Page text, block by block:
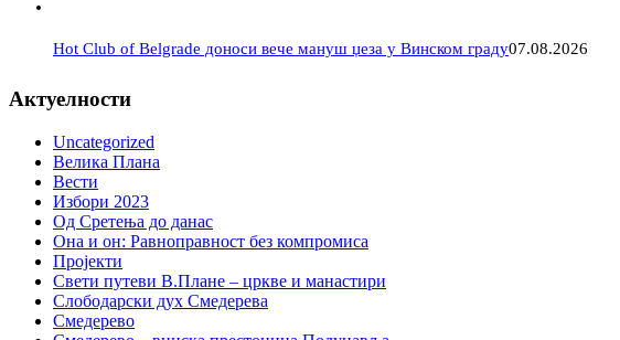
Hot Club of Belgrade доноси вече мануш џеза у Винском граду07.08.2026
Актуелности
Uncategorized
Велика Плана
Вести
Избори 2023
Од Сретења до данас
Она и он: Равноправност без компромиса
Пројекти
Свети путеви В.Плане – цркве и манастири
Слободарски дух Смедерева
Смедерево